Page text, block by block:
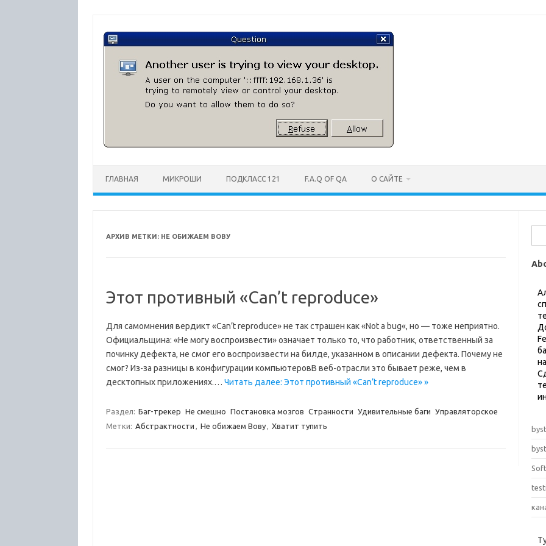
содержимому
ГЛАВНАЯ МИКРОШИ ПОДКЛАСС 121 F.A.Q OF QA О САЙТЕ
АРХИВ МЕТКИ: НЕ ОБИЖАЕМ ВОВУ
Этот противный «Can’t reproduce»
Для самомнения вердикт «Can’t reproduce» не так страшен как «Not a bug«, но — тоже неприятно.
Официальщина: «Не могу воспроизвести» означает только то, что работник, ответственный за
починку дефекта, не смог его воспроизвести на билде, указанном в описании дефекта. Почему не
смог? Из-за разницы в конфигурации компьютеровВ веб-отрасли это бывает реже, чем в
десктопных приложениях.… Читать далее: Этот противный «Can’t reproduce» »
Раздел: Баг-трекер Не смешно Постановка мозгов Странности Удивительные баги Управляторское
Метки: Абстрактности , Не обижаем Вову, Хватит тупить